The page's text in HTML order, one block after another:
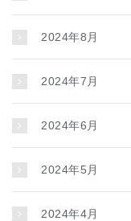
2024年8月
2024年7月
2024年6月
2024年5月
2024年4月